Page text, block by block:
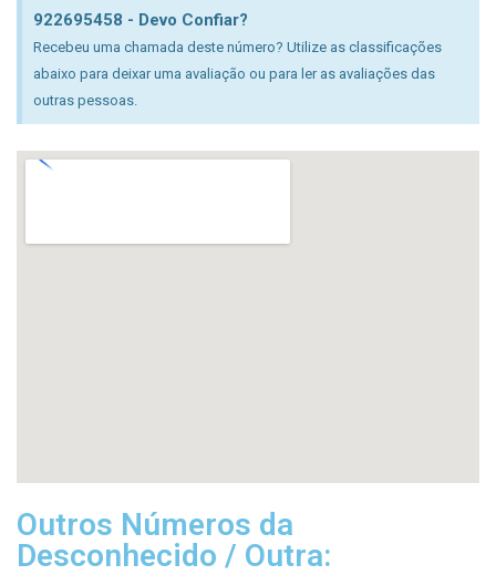
922695458 - Devo Confiar?
Recebeu uma chamada deste número? Utilize as classificações
abaixo para deixar uma avaliação ou para ler as avaliações das
outras pessoas.
Outros Números da
Desconhecido / Outra: